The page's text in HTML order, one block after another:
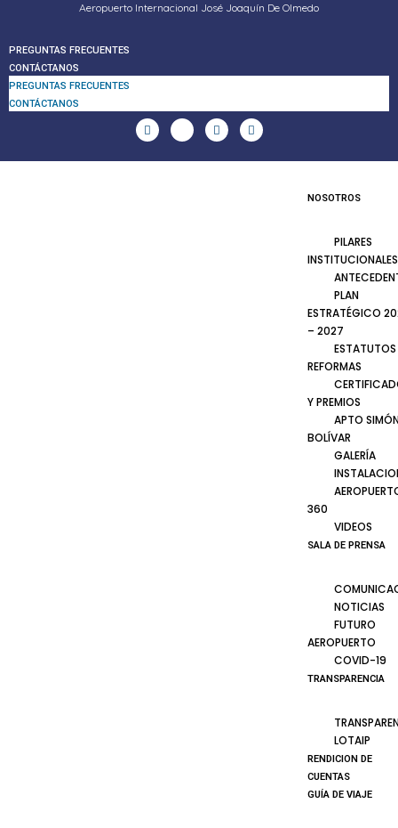
Aeropuerto Internacional José Joaquín De Olmedo
PREGUNTAS FRECUENTES
CONTÁCTANOS
PREGUNTAS FRECUENTES
CONTÁCTANOS
NOSOTROS
PILARES
INSTITUCIONALES
PLAN
ESTRATÉGICO
– 2027
ESTATUTOS
REFORMAS
Y PREMIOS
APTO
BOLÍVAR
GALERÍA
360
VIDEOS
SALA DE PRENSA
NOTICIAS
FUTURO
AEROPUERTO
COVID-19
TRANSPARENCIA
LOTAIP
RENDICION DE
CUENTAS
GUÍA DE VIAJE